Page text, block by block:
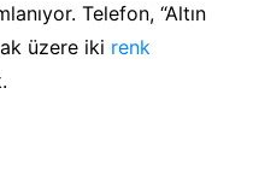
Telefon, “Altın
üzere iki renk